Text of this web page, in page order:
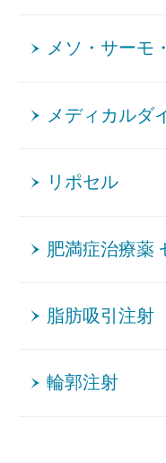
メソ・サーモ
メディカルダ
リポセル
肥満症治療薬
脂肪吸引注射
輪郭注射